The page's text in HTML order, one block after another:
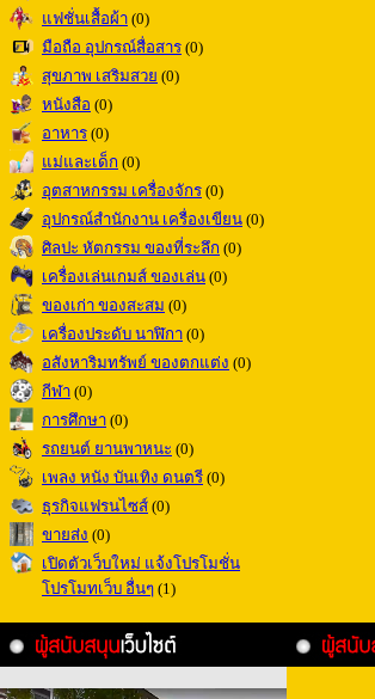
แฟชั่นเสื้อผ้า (0)
มือถือ อุปกรณ์สื่อสาร (0)
สุขภาพ เสริมสวย (0)
หนังสือ (0)
อาหาร (0)
แม่และเด็ก (0)
อุตสาหกรรม เครื่องจักร (0)
อุปกรณ์สำนักงาน เครื่องเขียน (0)
ศิลปะ หัตกรรม ของที่ระลึก (0)
เครื่องเล่นเกมส์ ของเล่น (0)
ของเก่า ของสะสม (0)
เครื่องประดับ นาฬิกา (0)
อสังหาริมทรัพย์ ของตกแต่ง (0)
กีฬา (0)
การศึกษา (0)
รถยนต์ ยานพาหนะ (0)
เพลง หนัง บันเทิง ดนตรี (0)
ธุรกิจแฟรนไซส์ (0)
ขายส่ง (0)
เปิดตัวเว็บใหม่ แจ้งโปรโมชั่น
โปรโมทเว็บ อื่นๆ (1)